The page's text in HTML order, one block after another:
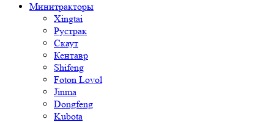
Минитракторы
Xingtai
Рустрак
Скаут
Кентавр
Shifeng
Foton Lovol
Jinma
Dongfeng
Kubota